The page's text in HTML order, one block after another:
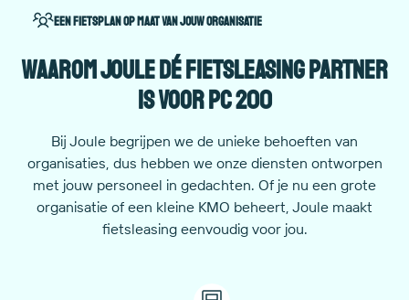
Een fietsplan op maat van jouw organisatie
Waarom Joule dé fietsleasing partner
is voor PC 200
Bij Joule begrijpen we de unieke behoeften van
organisaties, dus hebben we onze diensten ontworpen
met jouw personeel in gedachten. Of je nu een grote
organisatie of een kleine KMO beheert, Joule maakt
fietsleasing eenvoudig voor jou.